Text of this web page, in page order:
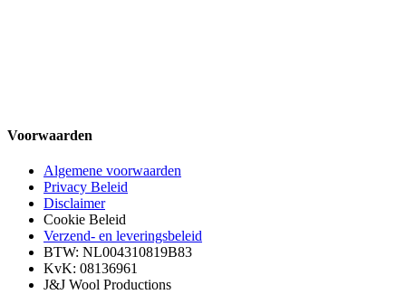
Voorwaarden
Algemene voorwaarden
Privacy Beleid
Disclaimer
Cookie Beleid
Verzend- en leveringsbeleid
BTW: NL004310819B83
KvK: 08136961
J&J Wool Productions